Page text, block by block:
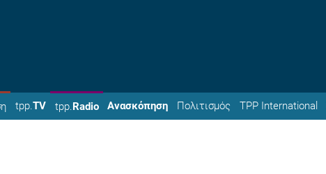
tpp.TV tpp.Radio Ανασκόπηση Πολιτισμός TPP International